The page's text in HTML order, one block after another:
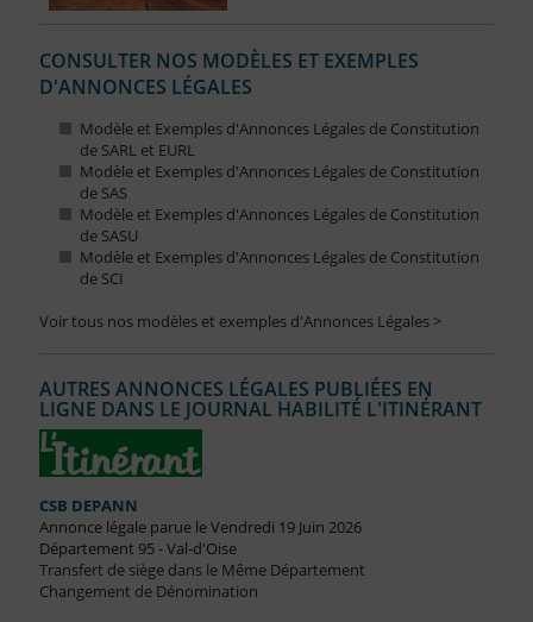
CONSULTER NOS MODÈLES ET EXEMPLES
D'ANNONCES LÉGALES
Modèle et Exemples d'Annonces Légales de Constitution
de SARL et EURL
Modèle et Exemples d'Annonces Légales de Constitution
de SAS
Modèle et Exemples d'Annonces Légales de Constitution
de SASU
Modèle et Exemples d'Annonces Légales de Constitution
de SCI
Voir tous nos modèles et exemples d'Annonces Légales >
AUTRES ANNONCES LÉGALES PUBLIÉES EN
LIGNE DANS LE JOURNAL HABILITÉ L'ITINÉRANT
CSB DEPANN
Annonce légale parue le Vendredi 19 Juin 2026
Département 95 - Val-d'Oise
Transfert de siège dans le Même Département
Changement de Dénomination